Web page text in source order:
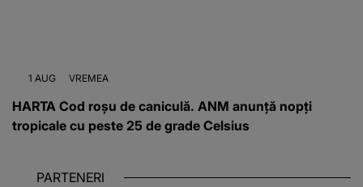
1 AUG VREMEA
HARTA Cod roșu de caniculă. ANM anunță nopți
tropicale cu peste 25 de grade Celsius
PARTENERI